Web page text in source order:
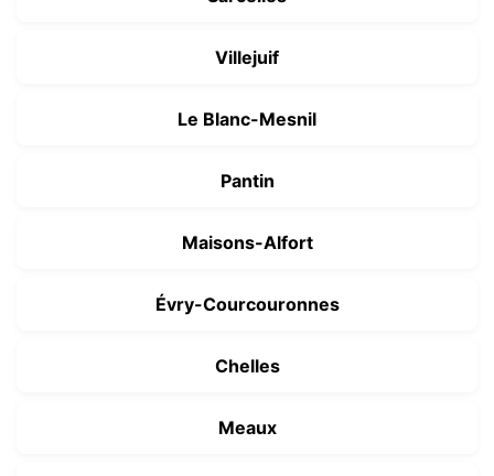
Villejuif
Le Blanc-Mesnil
Pantin
Maisons-Alfort
Évry-Courcouronnes
Chelles
Meaux